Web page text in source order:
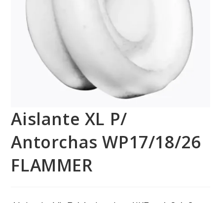
Aislante XL P/
Antorchas WP17/18/26
FLAMMER